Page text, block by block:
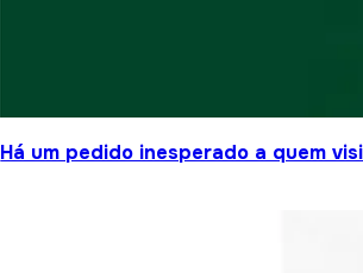
Há um pedido inesperado a quem